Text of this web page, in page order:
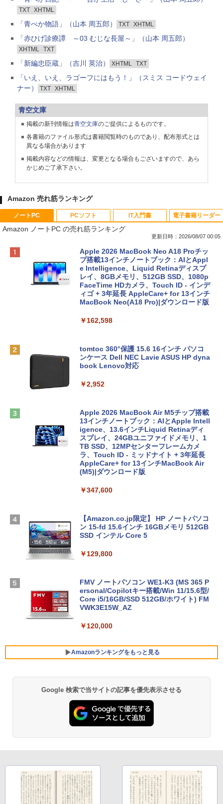
TXT XHTML
「青べか物語」（山本 周五郎） TXT XHTML
「赤ひげ診療譚 ～03 むじな長屋～」（山本 周五郎）
XHTML TXT
「新編忠臣蔵」（吉川 英治） XHTML TXT
「いえ、いえ、ラゴーフにはもう！」（スミス コードウェイ
ナー）
TXT XHTML
青空文庫
掲載の新刊情報は青空文庫のご提供によるものです。
各書籍のファイル形式は書籍閲覧時のものであり、配布形式とは
異なる場合があります
掲載内容などの情報は、変更となる場合もございますので、あら
かじめご了承下さい。
Amazon 売れ筋ランキング
ノートPC
Amazon ノートPC の売れ筋ランキング
更新日時：2026/08/07 00:05
Apple 2026 MacBook Neo A18 Proチッ
プ搭載13インチノートブック：AIとAppl
e Intelligence、Liquid Retinaディスプ
レイ、8GBメモリ、512GB SSD、1080p
FaceTime HDカメラ、Touch ID - インデ
ィゴ + 3年延長 AppleCare+ for 13インチ
MacBook Neo(A18 Pro)|ダウンロード版
￥162,598
tomtoc 360°保護 15.6 16インチ パソコ
ンケース Dell NEC Lavie ASUS HP dyna
book Lenovo対応
￥2,952
Apple 2026 MacBook Air M5チップ搭載
13インチノートブック：AIとApple Intell
igence、13.6インチLiquid Retinaディ
スプレイ、24GBユニファイドメモリ、1
TB SSD、12MPセンターフレームカメ
ラ、Touch ID - ミッドナイト + 3年延長
AppleCare+ for 13インチMacBook Air
(M5)|ダウンロード版
￥347,600
【Amazon.co.jp限定】 HP ノートパソコ
ン 15-fd 15.6インチ 16GBメモリ 512GB
SSD インテル Core 5
￥129,800
FMV ノートパソコン WE1-K3 (MS 365 P
ersonal/Copilotキー搭載/Win 11/15.6型/
Core i5/16GB/SSD 512GB/ホワイト) FM
VWK3E15W_AZ
￥120,000
Amazonランキングをもっと見る
PCソフト
Robloxギフトカード - 800 Robux 【限
定バーチャルアイテムを含む】 【オンラ
インゲームコード】 ロブロックス | オン
ラインコード版
￥1,300
Robloxギフトカード - 2,000 Robux 【限
定バーチャルアイテムを含む】 【オンラ
インゲームコード】 ロブロックス | オン
ラインコード版
IT入門書
生成AIパスポート公式テキスト 第４版
￥1,766
出す プロンプトの言葉 AI画像生成シリー
ズ (はぴーイラストLabo)
￥480
電子書籍リーダー
Amazon Kindle Paperwhite (16GB) 7イ
ンチディスプレイ、色調調節ライト、12
週間持続バッテリー、広告なし、ブラッ
ク
￥27,980
Amazon Kindle - 目に優しい、かさばら
ない、大きな画面で読みやすい、6週間持
続バッテリー、6インチディスプレイ電子
書籍リーダー、ブラック、16GB、広告な
し
Google 検索で当サイトの記事を優先表示させる